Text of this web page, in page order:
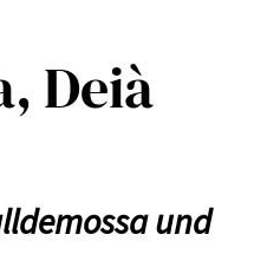
Deià
und